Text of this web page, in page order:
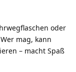
oder
mag, kann
– macht Spaß